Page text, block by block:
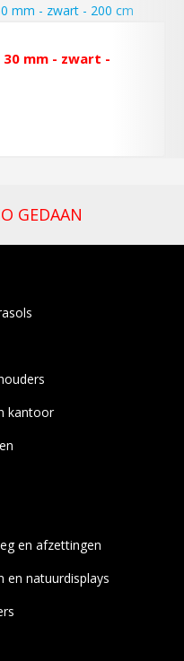
mm - zwart -
GEDAAN
kantoor
en afzettingen
en natuurdisplays